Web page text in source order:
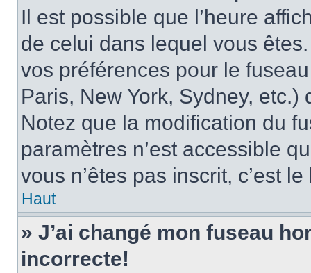
Il est possible que l’heure
de celui dans lequel vous
vos préférences pour le
Paris, New York, Sydney, etc.)
Notez que la modification du
paramètres n’est accessible
vous n’êtes pas inscrit, c’est
Haut
» J’ai changé mon fuseau
incorrecte!